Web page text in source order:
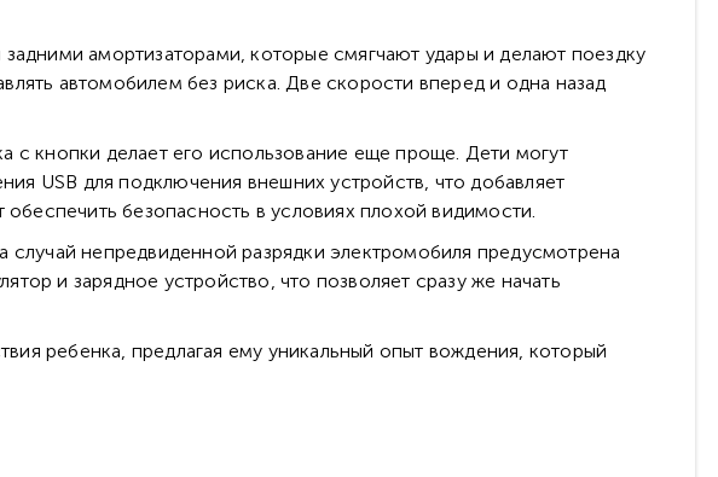
амортизаторами, которые смягчают удары и делают поездку
автомобилем без риска. Две скорости вперед и одна назад
с кнопки делает его использование еще проще. Дети могут
USB для подключения внешних устройств, что добавляет
безопасность в условиях плохой видимости.
непредвиденной разрядки электромобиля предусмотрена
и зарядное устройство, что позволяет сразу же начать
ребенка, предлагая ему уникальный опыт вождения, который